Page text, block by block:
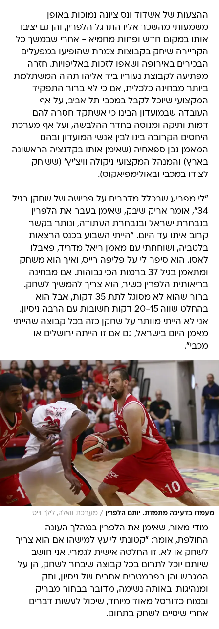
ההצעות של אשדוד ונס ציונה נמוכות באופן
משמעותי מהשכר אליו התרגל הלפרין, והן גם יציבו
אותו במקום חדש ופחות מחמיא - אחרי שבמשך כל
הקריירה שיחק בקבוצות צמרת שהופיעו במפעלים
הבכירים באירופה ושאפו לזכות באליפויות. חזרה
מפתיעה לקבוצת נעוריו ביד אליהו תהיה המשתלמת
ביותר מבחינה כלכלית, אם כי לא ברור התפקיד
המקצועי שיוכל לקבל במכבי תל אביב, על אף
העובדה שבמועדון הבינו כי אשתקד חסרה להם
דמות ותיקה ומנוסה בחדר ההלבשה, ועל אף מערכת
היחסים הקרובה בינו לבין אנשי המועדון ובהם
המאמן נבן ספאחיה (שאימן אותו בקדנציה הראשונה
בארץ) והמנהל המקצועי ניקולה וויצ'יץ' (ששיחק
לצידו במכבי ובאולימפיאקוס).
"לי מפריע שבכלל מדברים על פרישה של שחקן בגיל
34", אומר אריק שיבק, שאימן בעבר את הלפרין
בנבחרת ישראל ובנבחרת העתודה, ונותר בקשר
קרוב איתו עד היום. "הייתי השבוע בכנס הרצאות
בלטביה, ושוחחתי עם מאמן ריאל מדריד, פאבלו
לאסו. הוא סיפר לי על פליפה רייס, ואיך הוא משחק
ומתאמן בגיל 37 ברמות הכי גבוהות. אם מבחינה
בריאותית הלפרין כשיר, הוא צריך להמשיך לשחק.
ברור שהוא לא מסוגל לתת 35 דקות, אבל הוא
בהחלט שווה 20-15 דקות חשובות עם הרבה ניסיון.
אני לא הייתי מוותר על שחקן כזה בכל קבוצה שהייתי
מאמן היום בישראל, גם אם זו הייתה ירושלים או
מכבי".
מעמדו בדעיכה מתמדת. יותם הלפרין / מערכת וואלה, לילך וייס
מודי מאור, שאימן את הלפרין במהלך העונה
החולפת, אומר: "קטונתי לייעץ למישהו אם הוא צריך
לשחק או לא. זו החלטה אישית לגמרי. אני חושב
שיותם יוכל לתרום בכל קבוצה שיבחר לשחק, הן על
המגרש והן בפרמטרים אחרים של ניסיון, ותק
ומנהיגות. באותה נשימה, מדובר בבחור מבריק
ובמוח כדורסל מאוד מיוחד, שיכול לעשות דברים
אחרי שיסיים לשחק בתחום.